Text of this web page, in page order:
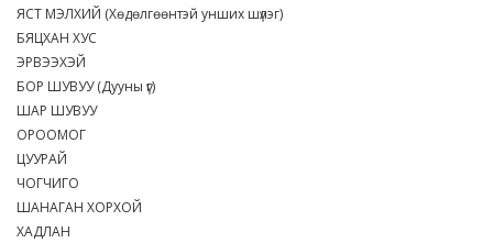
ЯСТ МЭЛХИЙ (Хөдөлгөөнтэй унших шүлэг)
БЯЦХАН ХУС
ЭРВЭЭХЭЙ
БОР ШУВУУ (Дууны үг)
ШАР ШУВУУ
ОРООМОГ
ЦУУРАЙ
ЧОГЧИГО
ШАНАГАН ХОРХОЙ
ХАДЛАН